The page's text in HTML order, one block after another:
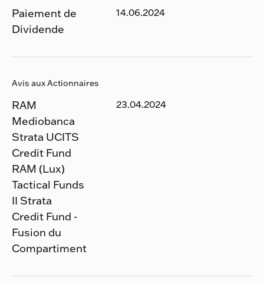
Paiement de
Dividende
14.06.2024
Avis aux Actionnaires
RAM
Mediobanca
Strata UCITS
Credit Fund
RAM (Lux)
Tactical Funds
II Strata
Credit Fund -
Fusion du
Compartiment
23.04.2024